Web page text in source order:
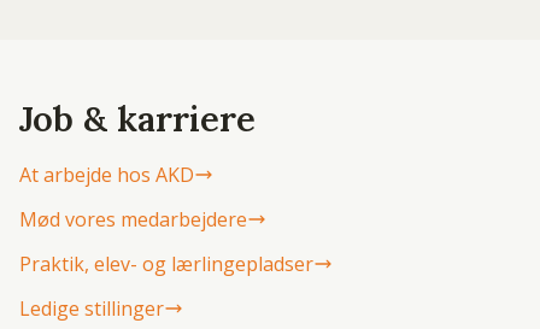
Job & karriere
At arbejde hos AKD
Mød vores medarbejdere
Praktik, elev- og lærlingepladser
Ledige stillinger